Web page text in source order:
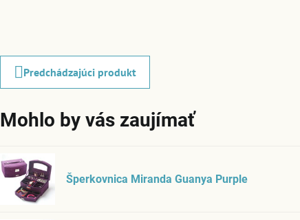
Predchádzajúci produkt
Mohlo by vás zaujímať
Šperkovnica Miranda Guanya Purple